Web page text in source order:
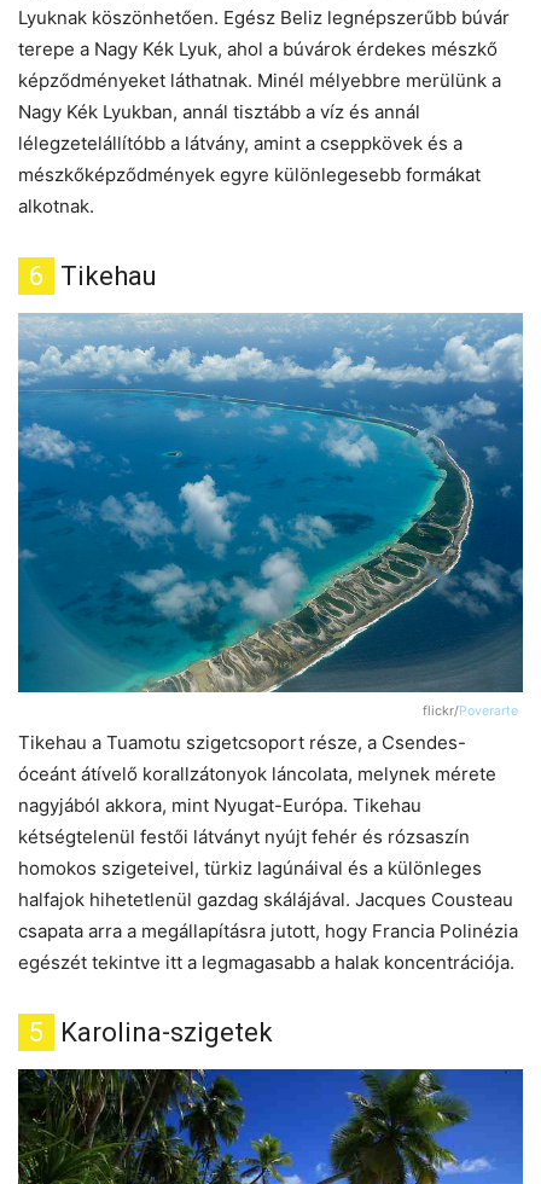
Lyuknak köszönhetően. Egész Beliz legnépszerűbb búvár
terepe a Nagy Kék Lyuk, ahol a búvárok érdekes mészkő
képződményeket láthatnak. Minél mélyebbre merülünk a
Nagy Kék Lyukban, annál tisztább a víz és annál
lélegzetelállítóbb a látvány, amint a cseppkövek és a
mészkőképződmények egyre különlegesebb formákat
alkotnak.
6 Tikehau
flickr/Poverarte
Tikehau a Tuamotu szigetcsoport része, a Csendes-
óceánt átívelő korallzátonyok láncolata, melynek mérete
nagyjából akkora, mint Nyugat-Európa. Tikehau
kétségtelenül festői látványt nyújt fehér és rózsaszín
homokos szigeteivel, türkiz lagúnáival és a különleges
halfajok hihetetlenül gazdag skálájával. Jacques Cousteau
csapata arra a megállapításra jutott, hogy Francia Polinézia
egészét tekintve itt a legmagasabb a halak koncentrációja.
5 Karolina-szigetek